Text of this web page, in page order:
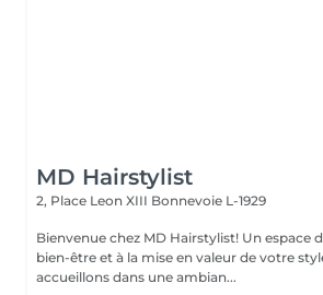
MD Hairstylist
2, Place Leon XIII Bonnevoie L-1929
Bienvenue chez MD Hairstylist! Un espace
bien-être et à la mise en valeur de votre style. Nous
accueillons dans une ambian...